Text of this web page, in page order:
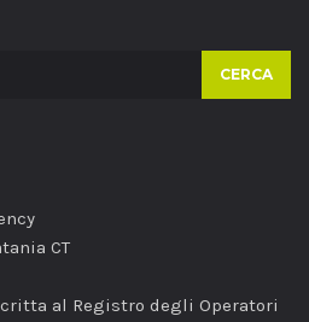
CERCA
CT
al Registro degli Operatori